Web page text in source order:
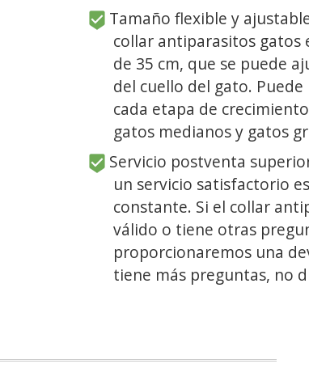
Tamaño flexible y
collar antiparasitos gatos
de 35 cm, que se puede
del cuello del gato.
cada etapa de
gatos medianos y gatos
Servicio postventa
un servicio satisfactorio
constante. Si el collar
válido o tiene otras
proporcionaremos una
tiene más preguntas, no